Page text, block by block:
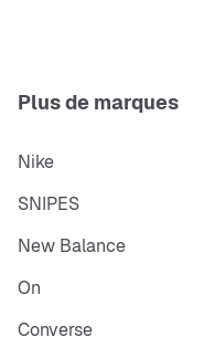
Plus de marques
Nike
SNIPES
New Balance
On
Converse